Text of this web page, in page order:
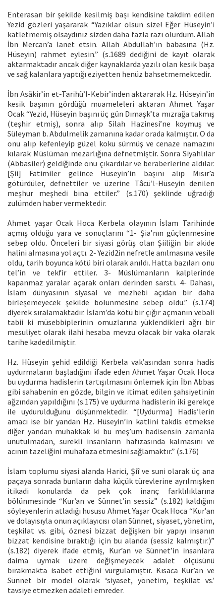
Enterasan bir şekilde kesilmiş başı kendisine takdim edilen
Yezid gözleri yaşararak “Yazıklar olsun size! Eğer Hüseyin’i
katletmemiş olsaydınız sizden daha fazla razı olurdum. Allah
İbn Mercan’a lanet etsin. Allah Abdullah’ın babasına (Hz.
Hüseyin) rahmet eylesin.” (s.1689 dediğini de kayıt olarak
aktarmaktadır ancak diğer kaynaklarda yazılı olan kesik başa
ve sağ kalanlara yaptığı eziyetten henüz bahsetmemektedir.
İbn Asâkir’in et-Tarihü’l-Kebir’inden aktararak Hz. Hüseyin’in
kesik başının gördüğü muameleleri aktaran Ahmet Yaşar
Ocak “Yezid, Hüseyin başını üç gün Dımaşk’ta mızrağa takmış
(teşhir etmiş), sonra alıp Silah Hazinesi’ne koymuş ve
Süleyman b. Abdulmelik zamanına kadar orada kalmıştır. O da
onu alıp kefenleyip güzel koku sürmüş ve cenaze namazını
kılarak Müslüman mezarlığına defnetmiştir. Sonra Siyahlılar
(Abbasiler) geldiğinde onu çıkardılar ve beraberlerine aldılar.
[Şii] Fatimiler gelince Hüseyin’in başını alıp Mısır’a
götürdüler, defnettiler ve üzerine Tâcü’l-Hüseyin denilen
meşhur meşhedi bina ettiler.” (s.170) şeklinde uğradığı
zulümden haber vermektedir.
Ahmet yaşar Ocak Hoca Kerbela olayının İslam Tarihinde
açmış olduğu yara ve sonuçlarını “1- Şia’nın güçlenmesine
sebep oldu. Önceleri bir siyasi görüş olan Şiiliğin bir akide
halini almasına yol açtı. 2- Yezid2in nefretle anılmasına vesile
oldu, tarih boyunca kötü biri olarak anıldı. Hatta bazıları onu
tel’in ve tekfir ettiler. 3- Müslümanların kalplerinde
kapanmaz yaralar açarak onları derinden sarstı. 4- Dahası,
İslam dünyasının siyasal ve mezhebi açıdan bir daha
birleşemeyecek şekilde bölünmesine sebep oldu.” (s.174)
diyerek sıralamaktadır. İslam’da kötü bir çığır açmanın vebali
tabii ki müsebbiplerinin omuzlarına yüklendikleri ağrı bir
mesuliyet olarak ilahi hesaba mevzu olacak bir vaka olarak
tarihe kadedilmiştir.
Hz. Hüseyin şehid edildiği Kerbela vak’asından sonra hadis
uydurmaların başladığını ifade eden Ahmet Yaşar Ocak Hoca
bu uydurma hadislerin tartışılmasını önlemek için İbn Abbas
gibi sahabenin en gözde, bilgin ve itimat edilen şahsiyetinin
ağzından yapıldığını (s.175) ve uydurma hadislerin iki gerekçe
ile uydurulduğunu düşünmektedir. “[Uydurma] Hadis’lerin
amacı ise bir yandan Hz. Hüseyin’in katlini takdis etmekse
diğer yandan muhakkak ki bu meş’um hadisensin zamanla
unutulmadan, sürekli insanların hafızasında kalmasını ve
acının tazeliğini muhafaza etmesini sağlamaktır.” (s.176)
İslam toplumu siyasi alanda Harici, Şiî ve suni olarak üç ana
paçaya sonrada bunların daha küçük türevlerine ayrılmışken
itikadi konularda da pek çok inanç farklılıklarına
bölünmesinde “Kur’an ve Sünnet’in sessiz” (s.182) kaldığını
söyleyenlerin atladığı hususu Ahmet Yaşar Ocak Hoca “Kur’an
ve dolayısıyla onun açıklayıcısı olan Sünnet, siyaset, yönetim,
teşkilat vs. gibi, öznesi bizzat değişken bir yapıyı insanın
bizzat kendisine bıraktığı için bu alanda (sessiz kalmıştır.)”
(s.182) diyerek ifade etmiş, Kur’an ve Sünnet’in insanlara
daima uymak üzere değişmeyecek adalet ölçüsünü
bırakmakta isabet ettiğini vurgulamıştır. Kısaca Kur’an ve
Sünnet bir model olarak ‘siyaset, yönetim, teşkilat vs.’
tavsiye etmezken adaleti emreder.